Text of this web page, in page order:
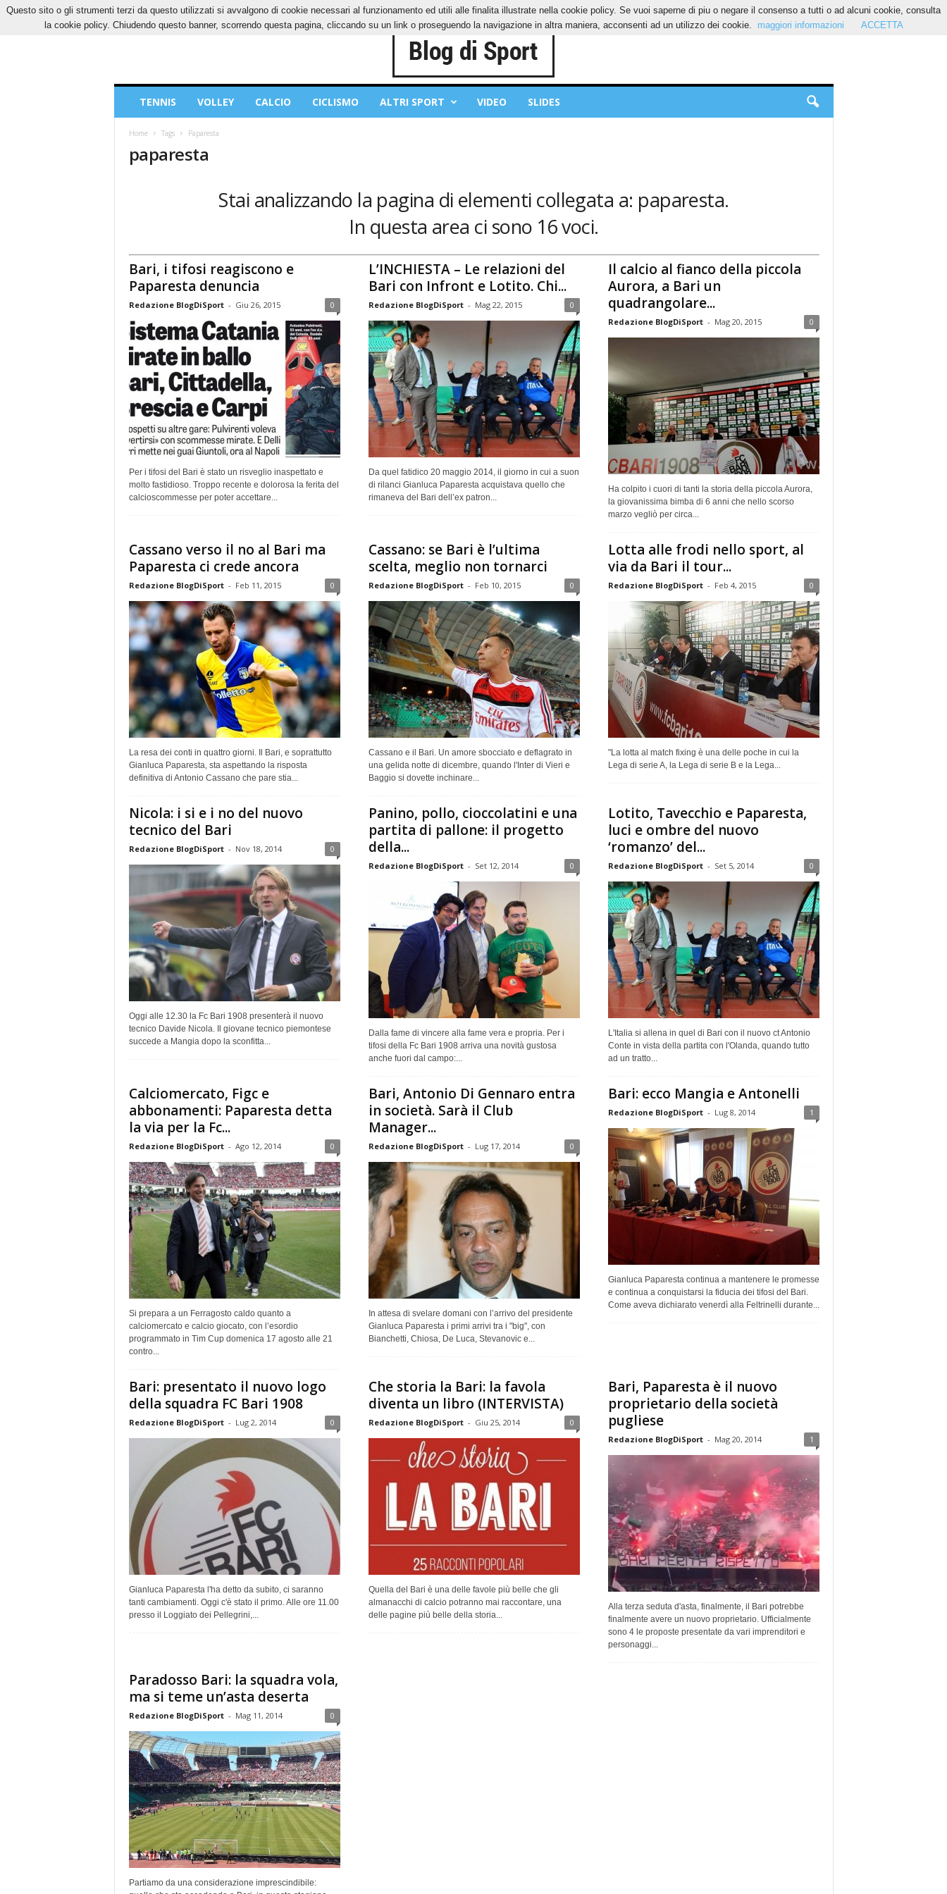
GIOVEDÌ, 6 AGOSTO 2026 CONTATTI COOKIES PRIVACY POLICY
Sport
TENNIS VOLLEY CALCIO CICLISMO ALTRI SPORT VIDEO SLIDES
Home Tags Paparesta
paparesta
Stai analizzando la pagina di elementi collegata a: paparesta.
In questa area ci sono 16 voci.
Bari, i tifosi reagiscono e
Paparesta denuncia
Redazione BlogDiSport - Giu 26, 2015 0
Per i tifosi del Bari è stato un risveglio inaspettato e
molto fastidioso. Troppo recente e dolorosa la ferita del
calcioscommesse per poter accettare...
L’INCHIESTA – Le relazioni del
Bari con Infront e Lotito. Chi...
Redazione BlogDiSport - Mag 22, 2015 0
Da quel fatidico 20 maggio 2014, il giorno in cui a suon
di rilanci Gianluca Paparesta acquistava quello che
rimaneva del Bari dell’ex patron...
Il calcio al fianco della piccola
Aurora, a Bari un
quadrangolare...
Redazione BlogDiSport - Mag 20, 2015 0
Ha colpito i cuori di tanti la storia della piccola Aurora,
la giovanissima bimba di 6 anni che nello scorso
marzo vegliò per circa...
Cassano verso il no al Bari ma
Paparesta ci crede ancora
Redazione BlogDiSport - Feb 11, 2015 0
La resa dei conti in quattro giorni. Il Bari, e soprattutto
Gianluca Paparesta, sta aspettando la risposta
definitiva di Antonio Cassano che pare stia...
Cassano: se Bari è l’ultima
scelta, meglio non tornarci
Redazione BlogDiSport - Feb 10, 2015 0
Cassano e il Bari. Un amore sbocciato e deflagrato in
una gelida notte di dicembre, quando l'Inter di Vieri e
Baggio si dovette inchinare...
Lotta alle frodi nello sport, al
via da Bari il tour...
Redazione BlogDiSport - Feb 4, 2015 0
"La lotta al match fixing è una delle poche in cui la
Lega di serie A, la Lega di serie B e la Lega...
Nicola: i si e i no del nuovo
tecnico del Bari
Redazione BlogDiSport - Nov 18, 2014 0
Oggi alle 12.30 la Fc Bari 1908 presenterà il nuovo
tecnico Davide Nicola. Il giovane tecnico piemontese
succede a Mangia dopo la sconfitta...
Panino, pollo, cioccolatini e una
partita di pallone: il progetto
della...
Redazione BlogDiSport - Set 12, 2014 0
Dalla fame di vincere alla fame vera e propria. Per i
tifosi della Fc Bari 1908 arriva una novità gustosa
anche fuori dal campo:...
Lotito, Tavecchio e Paparesta,
luci e ombre del nuovo
‘romanzo’ del...
Redazione BlogDiSport - Set 5, 2014 0
L'Italia si allena in quel di Bari con il nuovo ct Antonio
Conte in vista della partita con l'Olanda, quando tutto
ad un tratto...
Calciomercato, Figc e
abbonamenti: Paparesta detta
la via per la Fc...
Redazione BlogDiSport - Ago 12, 2014 0
Si prepara a un Ferragosto caldo quanto a
calciomercato e calcio giocato, con l’esordio
programmato in Tim Cup domenica 17 agosto alle 21
contro...
Bari, Antonio Di Gennaro entra
in società. Sarà il Club
Manager...
Redazione BlogDiSport - Lug 17, 2014 0
In attesa di svelare domani con l’arrivo del presidente
Gianluca Paparesta i primi arrivi tra i "big", con
Bianchetti, Chiosa, De Luca, Stevanovic e...
Bari: ecco Mangia e Antonelli
Redazione BlogDiSport - Lug 8, 2014 1
Gianluca Paparesta continua a mantenere le promesse
e continua a conquistarsi la fiducia dei tifosi del Bari.
Come aveva dichiarato venerdì alla Feltrinelli durante...
Bari: presentato il nuovo logo
della squadra FC Bari 1908
Redazione BlogDiSport - Lug 2, 2014 0
Gianluca Paparesta l'ha detto da subito, ci saranno
tanti cambiamenti. Oggi c'è stato il primo. Alle ore 11.00
presso il Loggiato dei Pellegrini,...
Che storia la Bari: la favola
diventa un libro (INTERVISTA)
Redazione BlogDiSport - Giu 25, 2014 0
Quella del Bari è una delle favole più belle che gli
almanacchi di calcio potranno mai raccontare, una
delle pagine più belle della storia...
Bari, Paparesta è il nuovo
proprietario della società
pugliese
Redazione BlogDiSport - Mag 20, 2014 1
Alla terza seduta d'asta, finalmente, il Bari potrebbe
finalmente avere un nuovo proprietario. Ufficialmente
sono 4 le proposte presentate da vari imprenditori e
personaggi...
Paradosso Bari: la squadra vola,
ma si teme un’asta deserta
Redazione BlogDiSport - Mag 11, 2014 0
Partiamo da una considerazione imprescindibile:
Questo sito o gli strumenti terzi da questo utilizzati si avvalgono di cookie necessari al funzionamento ed utili alle finalita illustrate nella cookie policy. Se vuoi saperne di piu o negare il consenso a tutti o ad alcuni cookie, consulta
la cookie policy. Chiudendo questo banner, scorrendo questa pagina, cliccando su un link o proseguendo la navigazione in altra maniera, acconsenti ad un utilizzo dei cookie.
maggiori informazioni ACCETTA